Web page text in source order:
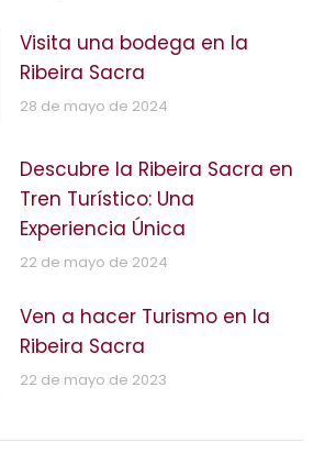
Visita una bodega en la
Ribeira Sacra
28 de mayo de 2024
Descubre la Ribeira Sacra en
Tren Turístico: Una
Experiencia Única
22 de mayo de 2024
Ven a hacer Turismo en la
Ribeira Sacra
22 de mayo de 2023